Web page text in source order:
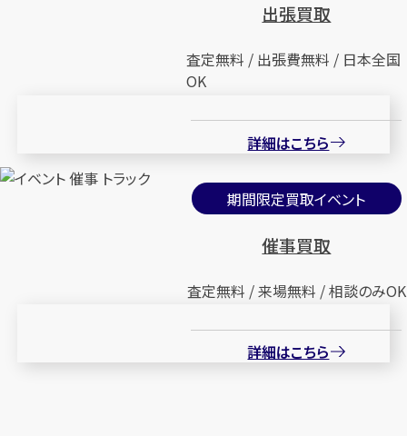
出張買取
査定無料 / 出張費無料 / 日本全国
OK
詳細はこちら
期間限定買取イベント
催事買取
査定無料 / 来場無料 / 相談のみOK
詳細はこちら